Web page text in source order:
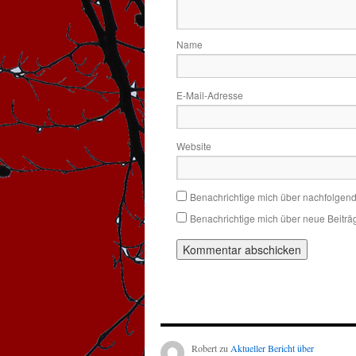
Name
E-Mail-Adresse
Website
Benachrichtige mich über
Benachrichtige mich über neue
Robertzu Aktueller Bericht über